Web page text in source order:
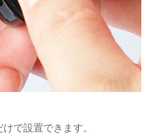
で設置できます。